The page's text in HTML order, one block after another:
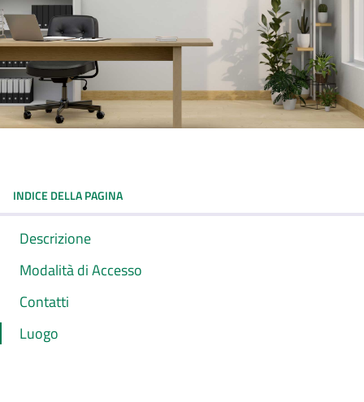
INDICE DELLA PAGINA
Descrizione
Modalità di Accesso
Contatti
Luogo